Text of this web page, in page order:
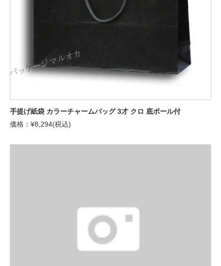
手提げ紙袋 カラーチャームバッグ 3才 クロ 底ボール付
価格：¥8,294(税込)